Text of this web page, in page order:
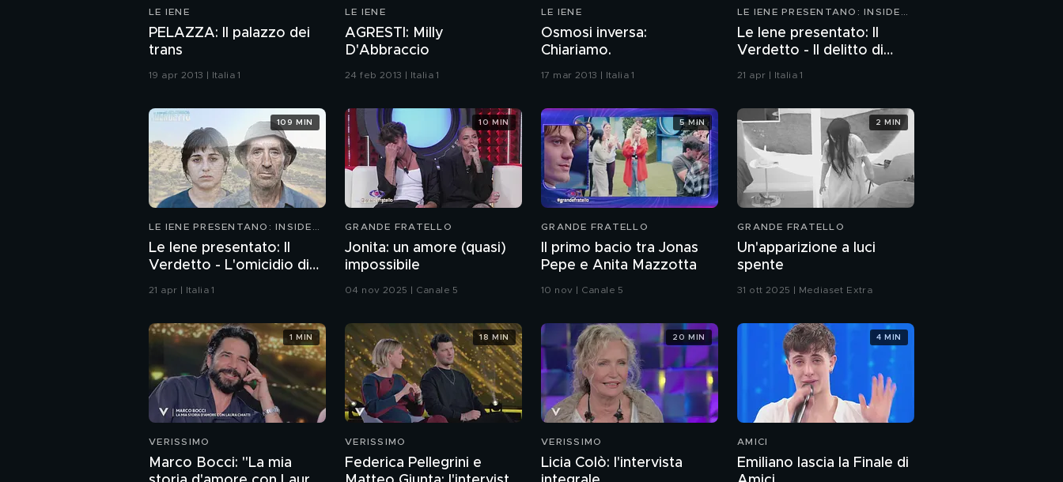
LE IENE
PELAZZA: Il palazzo dei
trans
19 apr 2013 | Italia 1
LE IENE
AGRESTI: Milly
D'Abbraccio
24 feb 2013 | Italia 1
LE IENE
Osmosi inversa:
Chiariamo.
17 mar 2013 | Italia 1
LE IENE PRESENTANO: INSIDE
Le Iene presentato: Il
Verdetto - Il delitto di
Villa Pamphili
21 apr | Italia 1
LE IENE PRESENTANO: INSIDE
Le Iene presentato: Il
Verdetto - L'omicidio di
Avetrana
21 apr | Italia 1
109 MIN
GRANDE FRATELLO
Jonita: un amore (quasi)
impossibile
04 nov 2025 | Canale 5
10 MIN
GRANDE FRATELLO
Il primo bacio tra Jonas
Pepe e Anita Mazzotta
10 nov | Canale 5
5 MIN
GRANDE FRATELLO
Un'apparizione a luci
spente
31 ott 2025 | Mediaset Extra
2 MIN
VERISSIMO
Marco Bocci: "La mia
1 MIN
VERISSIMO
Federica Pellegrini e
18 MIN
VERISSIMO
Licia Colò: l'intervista
20 MIN
AMICI
Emiliano lascia la Finale di
4 MIN